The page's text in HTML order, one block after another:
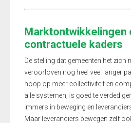
Marktontwikkelingen
contractuele kaders
De stelling dat gemeenten het zich
veroorloven nog heel veel langer
hoop op meer collectiviteit en
alle systemen, is goed te
immers in beweging en
Maar leveranciers bewegen zelf